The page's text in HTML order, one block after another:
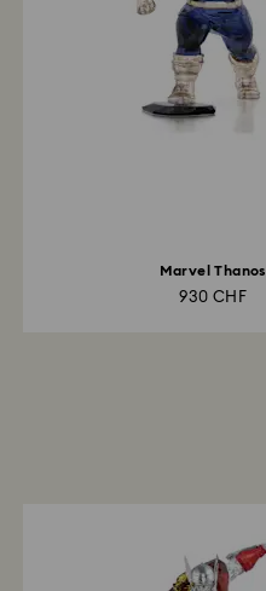
Marvel Thanos
930 CHF